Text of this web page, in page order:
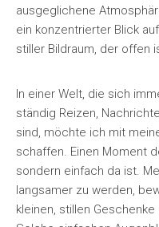
ausgeglichene
ein konzentrierter Blick
stiller Bildraum, der offen
In einer Welt, die sich
ständig Reizen,
sind, möchte ich mit
schaffen. Einen Moment
sondern einfach da ist.
langsamer zu werden,
kleinen, stillen